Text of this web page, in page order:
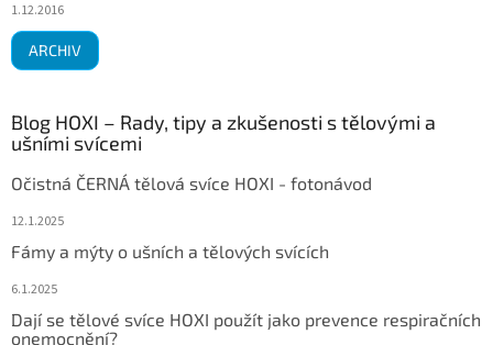
1.12.2016
ARCHIV
Blog HOXI – Rady, tipy a zkušenosti s tělovými a
ušními svícemi
Očistná ČERNÁ tělová svíce HOXI - fotonávod
12.1.2025
Fámy a mýty o ušních a tělových svících
6.1.2025
Dají se tělové svíce HOXI použít jako prevence respiračních
onemocnění?